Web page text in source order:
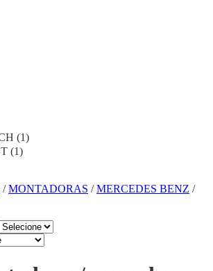
(1)
(1)
/MONTADORAS /MERCEDES BENZ /